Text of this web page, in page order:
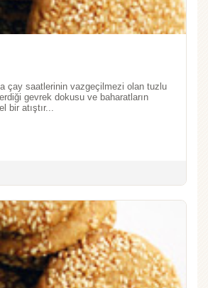
çay saatlerinin vazgeçilmezi olan tuzlu
gevrek dokusu ve baharatların
bir atıştır...